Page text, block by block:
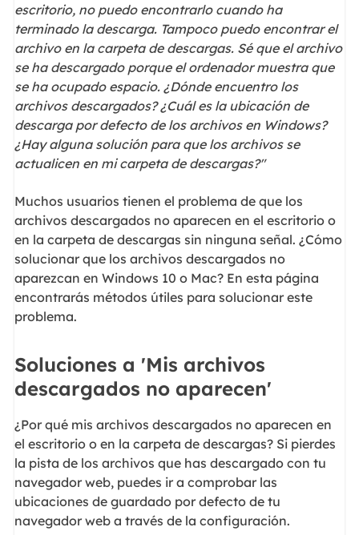
escritorio, no puedo encontrarlo cuando ha
terminado la descarga. Tampoco puedo encontrar el
archivo en la carpeta de descargas. Sé que el archivo
se ha descargado porque el ordenador muestra que
se ha ocupado espacio. ¿Dónde encuentro los
archivos descargados? ¿Cuál es la ubicación de
descarga por defecto de los archivos en Windows?
¿Hay alguna solución para que los archivos se
actualicen en mi carpeta de descargas?"
Muchos usuarios tienen el problema de que los
archivos descargados no aparecen en el escritorio o
en la carpeta de descargas sin ninguna señal. ¿Cómo
solucionar que los archivos descargados no
aparezcan en Windows 10 o Mac? En esta página
encontrarás métodos útiles para solucionar este
problema.
Soluciones a 'Mis archivos
descargados no aparecen'
¿Por qué mis archivos descargados no aparecen en
el escritorio o en la carpeta de descargas? Si pierdes
la pista de los archivos que has descargado con tu
navegador web, puedes ir a comprobar las
ubicaciones de guardado por defecto de tu
navegador web a través de la configuración.